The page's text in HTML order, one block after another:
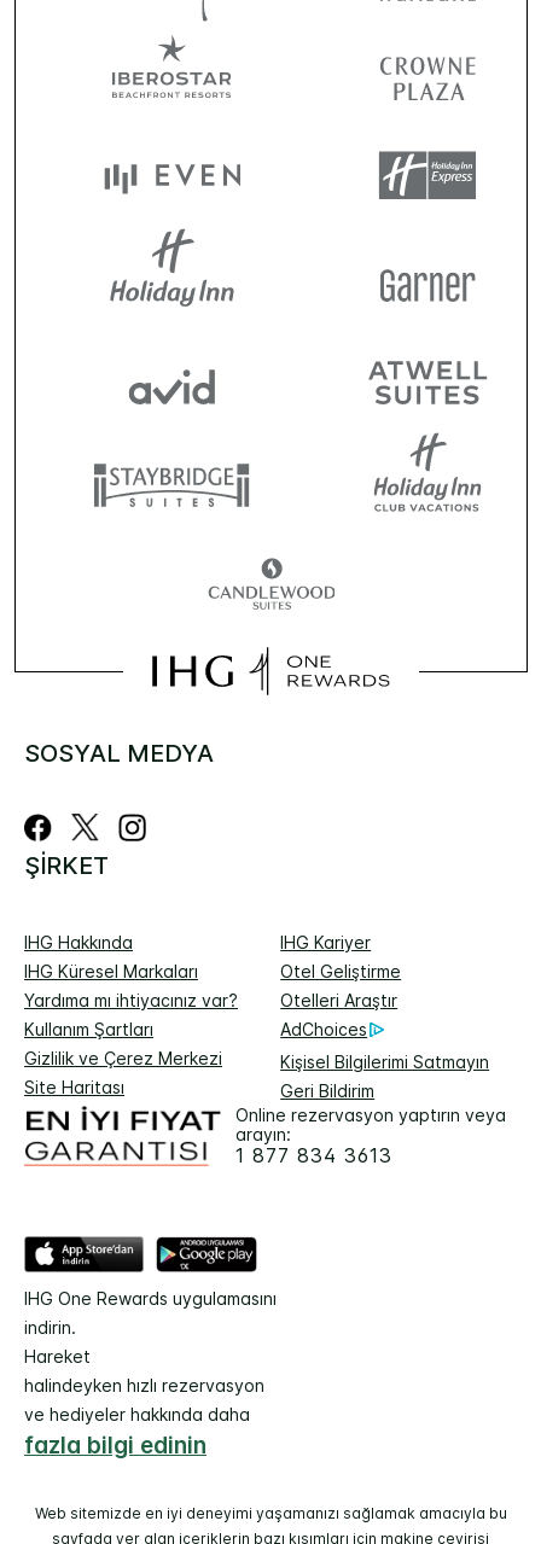
SOSYAL MEDYA
ŞIRKET
IHG Hakkında
IHG Kariyer
IHG Küresel Markaları
Otel Geliştirme
Yardıma mı ihtiyacınız var?
Otelleri Araştır
Kullanım Şartları
AdChoices
Gizlilik ve Çerez Merkezi
Kişisel Bilgilerimi Satmayın
Site Haritası
Geri Bildirim
Online rezervasyon yaptırın veya
arayın:
1 877 834 3613
IHG One Rewards uygulamasını
indirin.
Hareket
halindeyken hızlı rezervasyon
ve hediyeler hakkında daha
fazla bilgi edinin
Web sitemizde en iyi deneyimi yaşamanızı sağlamak amacıyla bu
sayfada yer alan içeriklerin bazı kısımları için makine çevirisi